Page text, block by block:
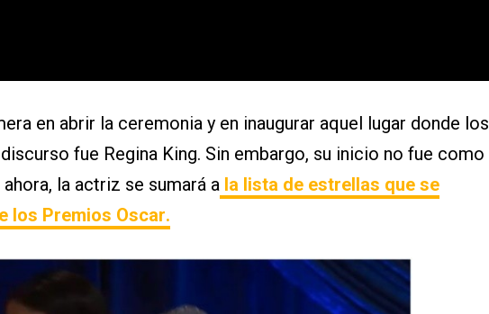
en abrir la ceremonia y en inaugurar aquel lugar donde los
fue Regina King. Sin embargo, su inicio no fue como
la actriz se sumará a la lista de estrellas que se
los Premios Oscar.